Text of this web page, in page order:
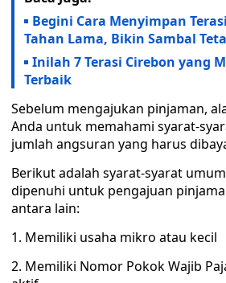
Begini Cara Menyimpan
Tahan Lama, Bikin Sambal
Inilah 7 Terasi Cirebon yang
Terbaik
Sebelum mengajukan pinjaman,
Anda untuk memahami syarat-
jumlah angsuran yang harus
Berikut adalah syarat-syarat
dipenuhi untuk pengajuan
antara lain:
1. Memiliki usaha mikro atau kecil
2. Memiliki Nomor Pokok Wajib